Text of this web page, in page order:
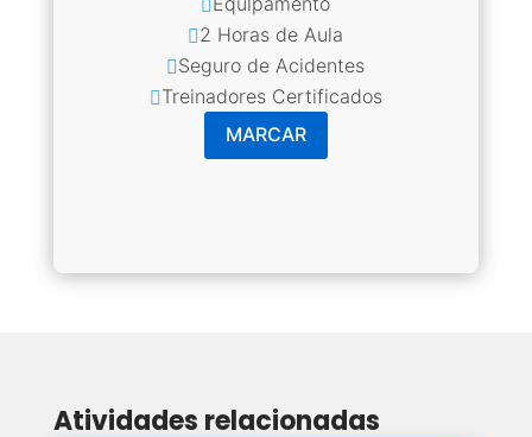

2 Horas de Aula
Seguro de Acidentes
Treinadores Certificados
MARCAR
Atividades relacionadas